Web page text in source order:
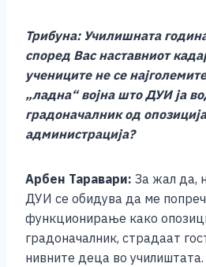
Трибуна: Училишната
според Вас наставниот
учениците не се
„ладна“ војна што ДУИ ја
градоначалник од
администрација?
Арбен Таравари: За жал да,
ДУИ се обидува да ме
функционирање како
градоначалник, страдаат
нивните деца во училиштата.